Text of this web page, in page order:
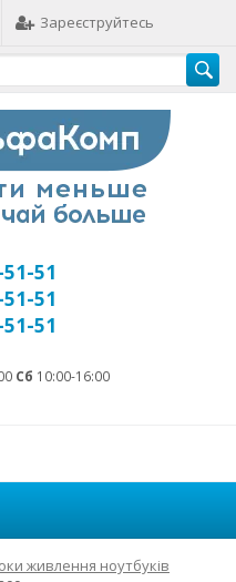
Зареєструйтесь
51
51
51
Сб 10:00-16:00
живлення ноутбуків